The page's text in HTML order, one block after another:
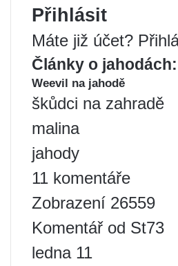
Přihlásit
Máte již účet?
Články o jahodách:
Weevil na jahodě
škůdci na zahradě
malina
jahody
11 komentáře
Zobrazení 26559
Komentář od St73
ledna 11